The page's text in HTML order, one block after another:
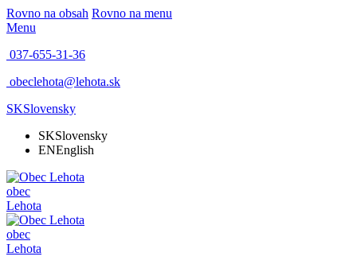
Rovno na obsah Rovno na menu
Menu
037-655-31-36
obeclehota@lehota.sk
SKSlovensky
SKSlovensky
ENEnglish
obec
Lehota
obec
Lehota